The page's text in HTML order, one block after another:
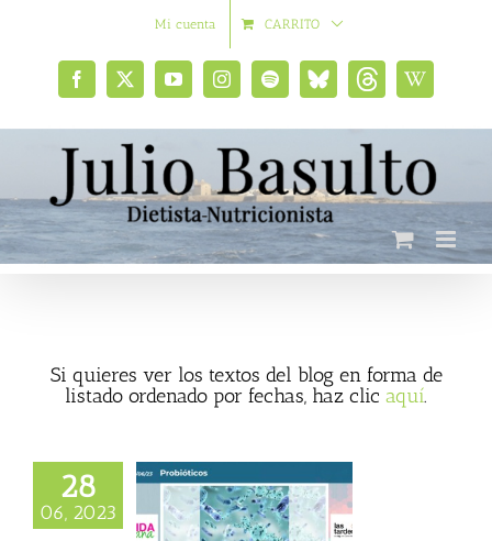
Mi cuenta CARRITO
Facebook
X YouTubeInstagramSpotifyBluesky
social
ThreadsWikipedia
Si quieres ver los textos del blog en forma de
listado ordenado por fechas, haz clic aquí.
28
06, 2023
en «Vida
(23/06/2023)